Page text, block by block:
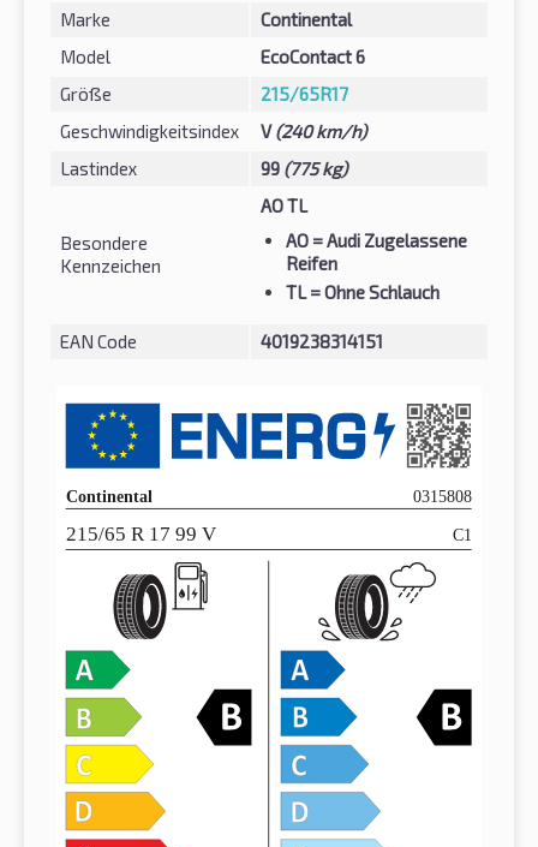
Marke
Continental
Model
EcoContact 6
Größe
215/65R17
Geschwindigkeitsindex
V(240 km/h)
Lastindex
99 (775 kg)
Besondere
Kennzeichen
AO TL
AO = Audi Zugelassene
Reifen
TL= Ohne Schlauch
EAN Code 4019238314151